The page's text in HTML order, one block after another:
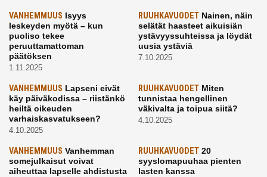
VANHEMMUUS Isyys
leskeyden myötä – kun
puoliso tekee
peruuttamattoman
päätöksen
1.11.2025
RUUHKAVUODETNainen, näin
selätät haasteet aikuisiän
ystävyyssuhteissa ja löydät
uusia ystäviä
7.10.2025
VANHEMMUUS Lapseni eivät
käy päiväkodissa – riistänkö
heiltä oikeuden
varhaiskasvatukseen?
4.10.2025
RUUHKAVUODETMiten
tunnistaa hengellinen
väkivalta ja toipua siitä?
4.10.2025
VANHEMMUUS Vanhemman
somejulkaisut voivat
aiheuttaa lapselle ahdistusta
RUUHKAVUODET20
syyslomapuuhaa pienten
lasten kanssa